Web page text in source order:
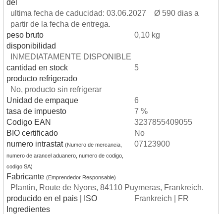
del
ultima fecha de caducidad: 03.06.2027 Ø 590 dias a
partir de la fecha de entrega.
peso bruto
0,10 kg
disponibilidad
INMEDIATAMENTE DISPONIBLE
cantidad en stock
5
producto refrigerado
No, producto sin refrigerar
Unidad de empaque
6
tasa de impuesto
7 %
Codigo EAN
3237855409055
BIO certificado
No
numero intrastat (Numero de mercancia,
numero de arancel aduanero, numero de codigo,
codigo SA)
07123900
Fabricante (Emprendedor Responsable)
Plantin, Route de Nyons, 84110 Puymeras, Frankreich.
producido en el pais | ISO
Frankreich | FR
Ingredientes